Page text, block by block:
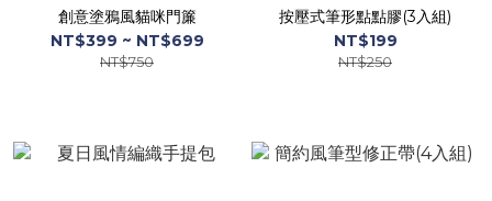
創意塗鴉風貓咪門簾
NT$399 ~ NT$699
NT$750
按壓式筆形點點膠(3入組)
NT$199
NT$250